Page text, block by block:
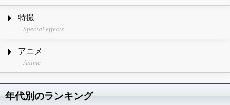
特撮
Special effects
アニメ
Anime
年代別のランキング